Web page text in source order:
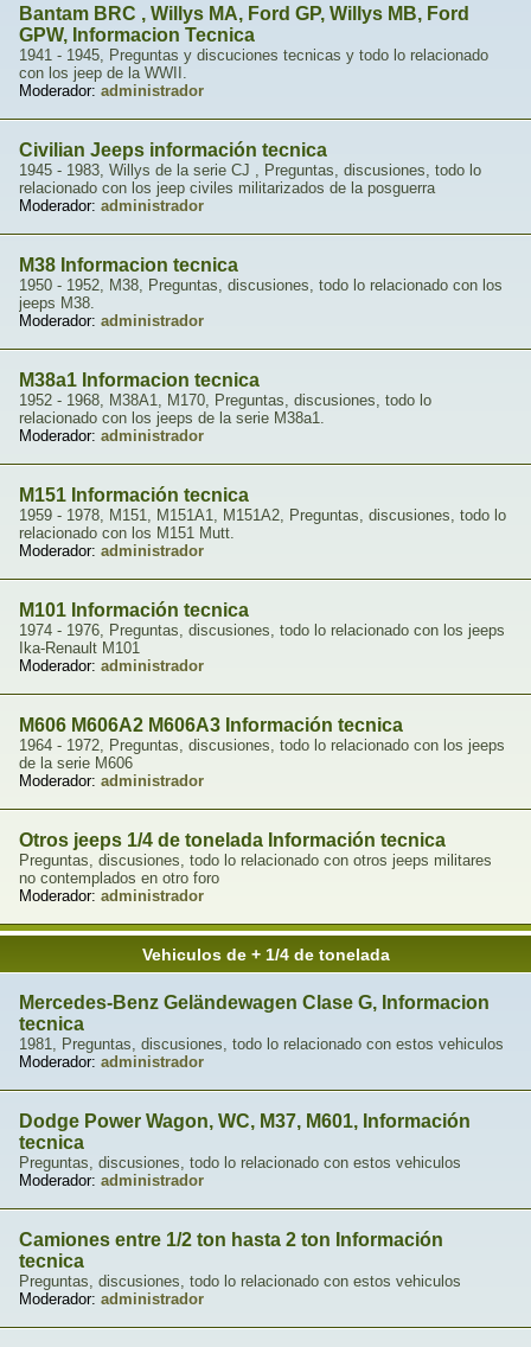
Bantam BRC , Willys MA, Ford GP, Willys MB, Ford
GPW, Informacion Tecnica
1941 - 1945, Preguntas y discuciones tecnicas y todo lo relacionado
con los jeep de la WWII.
Moderador: administrador
Civilian Jeeps información tecnica
1945 - 1983, Willys de la serie CJ , Preguntas, discusiones, todo lo
relacionado con los jeep civiles militarizados de la posguerra
Moderador: administrador
M38 Informacion tecnica
1950 - 1952, M38, Preguntas, discusiones, todo lo relacionado con los
jeeps M38.
Moderador: administrador
M38a1 Informacion tecnica
1952 - 1968, M38A1, M170, Preguntas, discusiones, todo lo
relacionado con los jeeps de la serie M38a1.
Moderador: administrador
M151 Información tecnica
1959 - 1978, M151, M151A1, M151A2, Preguntas, discusiones, todo lo
relacionado con los M151 Mutt.
Moderador: administrador
M101 Información tecnica
1974 - 1976, Preguntas, discusiones, todo lo relacionado con los jeeps
Ika-Renault M101
Moderador: administrador
M606 M606A2 M606A3 Información tecnica
1964 - 1972, Preguntas, discusiones, todo lo relacionado con los jeeps
de la serie M606
Moderador: administrador
Otros jeeps 1/4 de tonelada Información tecnica
Preguntas, discusiones, todo lo relacionado con otros jeeps militares
no contemplados en otro foro
Moderador: administrador
Vehiculos de + 1/4 de tonelada
Mercedes-Benz Geländewagen Clase G, Informacion
tecnica
1981, Preguntas, discusiones, todo lo relacionado con estos vehiculos
Moderador: administrador
Dodge Power Wagon, WC, M37, M601, Información
tecnica
Preguntas, discusiones, todo lo relacionado con estos vehiculos
Moderador: administrador
Camiones entre 1/2 ton hasta 2 ton Información
tecnica
Preguntas, discusiones, todo lo relacionado con estos vehiculos
Moderador: administrador